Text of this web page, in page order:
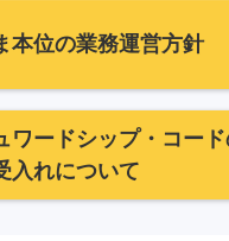
本位の業務運営方針
ワードシップ・コー
入れについて